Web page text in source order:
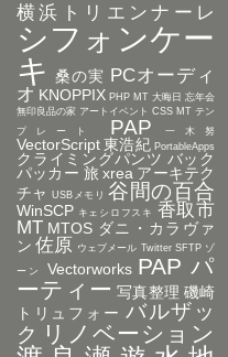
横浜トリエンナーレ
シフォンケー
キ
桑の実 PCオーディ
オ KNOPPIX PHP MT 大晦日 忘年会
無印良品の家 アートイベント CSS MT テン
プレート
PAP 一木努
VectorScript 東浩紀 PortableApps
クライミングパンツ バック
パッカー 旅 xrea アーキテク
チャ
USBメモリ 谷間の百合
WinSCP キェシロフスキ 香取市
MT MTOS ダニ・カラヴァ
ン 佐原 ウェブメール Twitter SFTP ゾ
ーン Vectorworks PAP パ
ーティー 写真整理 磯崎
トリュフォー バルザッ
ク リノベーション